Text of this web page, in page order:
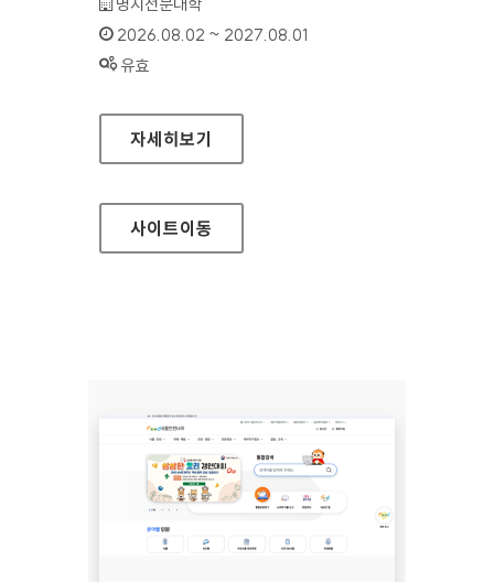
인증기간 :
2026.08.02 ~ 2027.08.01
상태 :
유효
명지전문대학
자세히보기
사이트이동